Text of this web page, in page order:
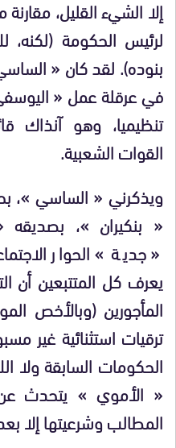
إلا الشيء القليل،
لرئيس الحكومة
بنوده). لقد كان «
في عرقلة عمل «
تنظيميا، وهو آنذاك
القوات الشعبية.
ويذكرني « الساسي »،
« بنكيران »،
« جدية » الحوار
يعرف كل المتتبعين أن
المأجورين (وبالأخص
ترقيات استثنائية غير
الحكومات السابقة ولا
« الأموي » يتحدث
المطالب وشرعيتها إلا